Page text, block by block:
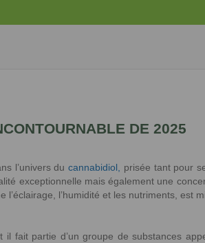
DE 2025
l’univers ducannabidiol,
prisée tant pour
exceptionnelle mais également une
l’humidité et les nutriments, est
fait partie d’un groupe de substances